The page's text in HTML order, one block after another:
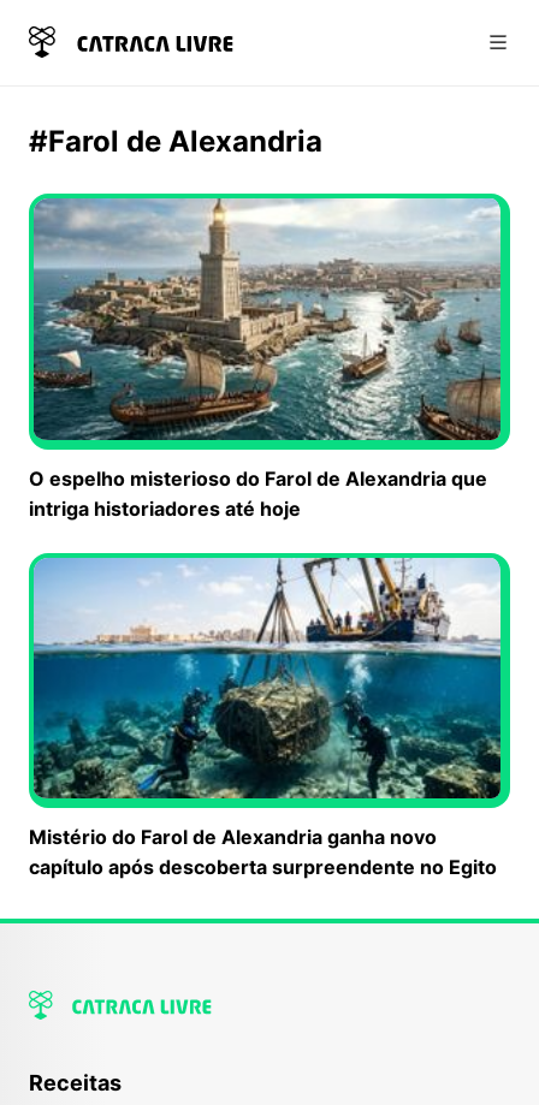
#Farol de Alexandria
O espelho misterioso do Farol de Alexandria que
intriga historiadores até hoje
Mistério do Farol de Alexandria ganha novo
capítulo após descoberta surpreendente no Egito
Receitas